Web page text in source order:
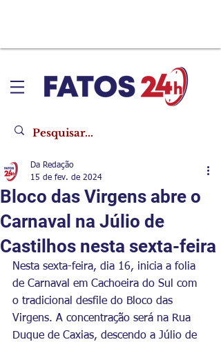
Bloco das Virgens abre o
Carnaval na Júlio de
Castilhos nesta sexta-feira
Da Redação
15 de fev. de 2024
Nesta sexta-feira, dia 16, inicia a folia
de Carnaval em Cachoeira do Sul com
o tradicional desfile do Bloco das
Virgens. A concentração será na Rua
Duque de Caxias, descendo a Júlio de